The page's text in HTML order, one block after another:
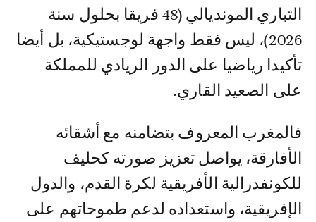
التباري المونديالي (48 فريقا بحلول سنة
2026)، ليس فقط واجهة لوجستيكية، بل أيضا
تأكيدا رياضيا على الدور الريادي للمملكة
على الصعيد القاري.
فالمغرب المعروف بتضامنه مع أشقائه
الأفارقة، يواصل تعزيز صورته كحليف
للكونفدرالية الأفريقية لكرة القدم، والدول
الإفريقية، واستعداده لدعم طموحاتهم على